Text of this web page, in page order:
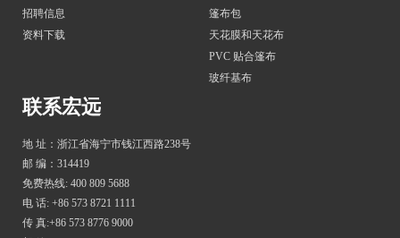
招聘信息
资料下载
篷布包
天花膜和天花布
PVC 贴合篷布
玻纤基布
联系宏远
地 址：浙江省海宁市钱江西路238号
邮 编：314419
免费热线: 400 809 5688
电 话: +86 573 8721 1111
传 真:+86 573 8776 9000